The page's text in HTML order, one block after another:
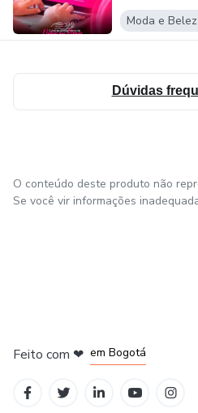
Moda e
Dúvidas
O conteúdo deste produto não
Se você vir informações
Feito com ❤ em Bogotá